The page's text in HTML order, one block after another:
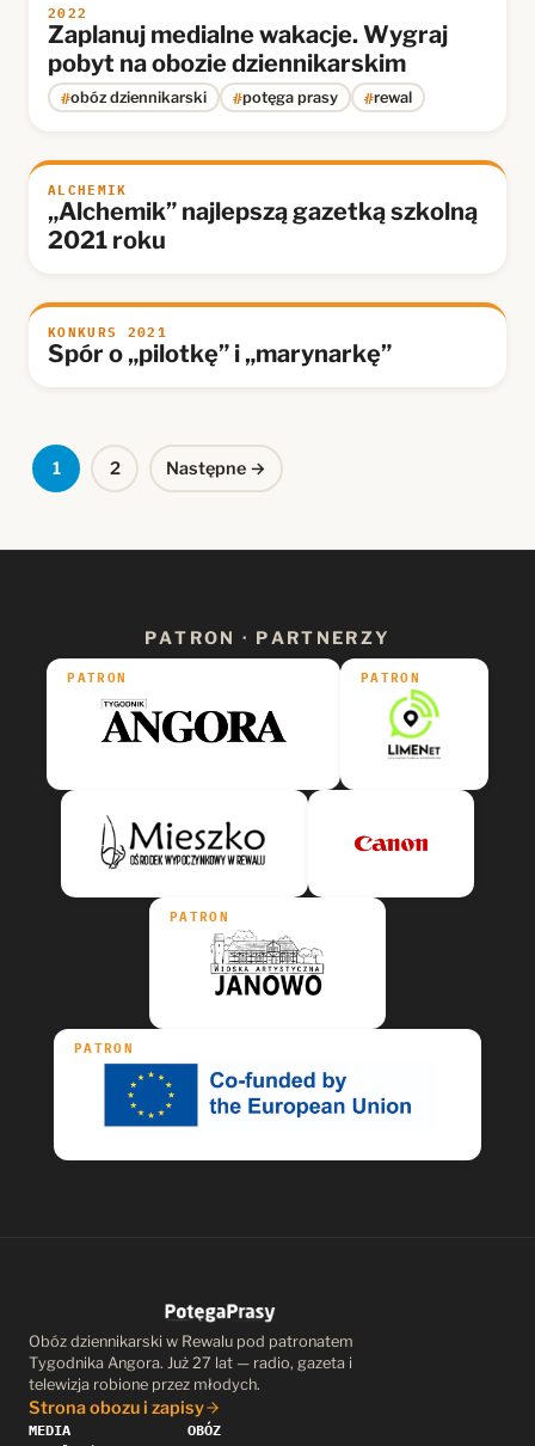
2022
Zaplanuj medialne wakacje. Wygraj
pobyt na obozie dziennikarskim
#obóz dziennikarski #potęga prasy #rewal
ALCHEMIK
„Alchemik” najlepszą gazetką szkolną
2021 roku
KONKURS 2021
Spór o „pilotkę” i „marynarkę”
Stronicowanie
1 2 Następne →
PATRON · PARTNERZY
PATRON PATRON
PATRON
PATRON
Obóz dziennikarski w Rewalu pod patronatem
Tygodnika Angora. Już 27 lat — radio, gazeta i
telewizja robione przez młodych.
Strona obozu i zapisy
MEDIA
OBÓZ